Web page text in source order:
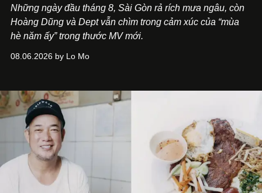
Những ngày đầu tháng 8, Sài Gòn rả rích mưa ngâu, còn
Hoàng Dũng và Dept vẫn chìm trong cảm xúc của “mùa
hè năm ấy” trong thước MV mới.
08.06.2026 by Lo Mo